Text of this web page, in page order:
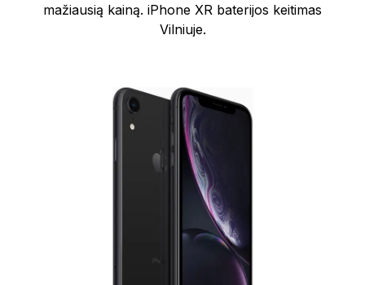
mažiausią kainą. iPhone XR baterijos keitimas
Vilniuje.